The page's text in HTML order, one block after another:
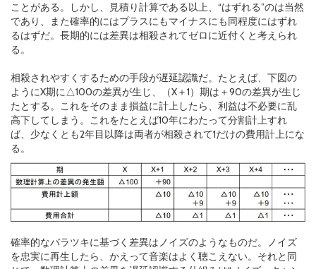
ことがある。しかし、見積り計算である以上、“はずれる”のは当然
であり、また確率的にはプラスにもマイナスにも同程度にはずれ
るはずだ。長期的には差異は相殺されてゼロに近付くと考えられ
る。
相殺されやすくするための手段が遅延認識だ。たとえば、下図の
ようにX期に△100の差異が生じ、（X＋1）期は＋90の差異が生じ
たとする。これをそのまま損益に計上したら、利益は不必要に乱
高下してしまう。これをたとえば10年にわたって分割計上すれ
ば、少なくとも2年目以降は両者が相殺されて1だけの費用計上にな
る。
確率的なバラツキに基づく差異はノイズのようなものだ。ノイズ
を忠実に再生したら、かえって音楽はよく聴こえない。それと同